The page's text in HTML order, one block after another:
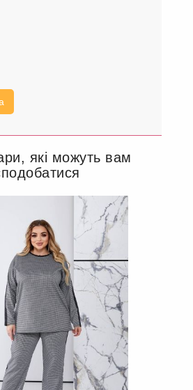
які можуть вам